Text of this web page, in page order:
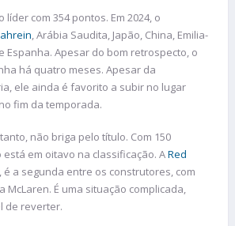
com 354 pontos. Em 2024, o
, Arábia Saudita, Japão, China, Emilia-
Espanha. Apesar do bom retrospecto, o
há quatro meses. Apesar da
ele ainda é favorito a subir no lugar
fim da temporada.
não briga pelo título. Com 150
em oitavo na classificação. ARed
é a segunda entre os construtores, com
McLaren. É uma situação complicada,
de reverter.